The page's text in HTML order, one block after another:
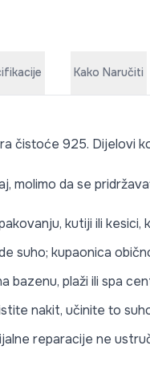
Kako Naručiti
čistoće 925. Dijelovi
molimo da se
kutiji ili
suho; kupaonica
bazenu, plaži ili spa
nakit, učinite to
reparacije ne